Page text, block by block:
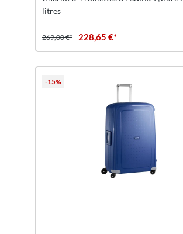
litres
269,00 €* 228,65 €*
-15%